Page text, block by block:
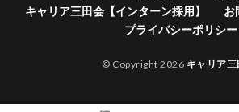
キャリア三田会【インターン採用】
お
プライバシーポリシー
© Copyright 2026 キャリア